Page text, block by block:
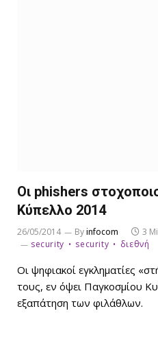
Οι phishers
Κύπελλο 2014
26/05/2014 Byinfocom
3
security
security διεθνή
Οι ψηφιακοί εγκληματίες
τους, εν όψει Παγκοσμίου
εξαπάτηση των φιλάθλων.